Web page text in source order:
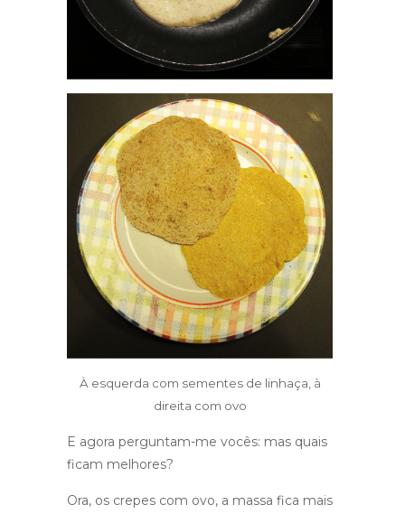
À esquerda com sementes de linhaça, à
direita com ovo
E agora perguntam-me vocês: mas quais
ficam melhores?
Ora, os crepes com ovo, a massa fica mais